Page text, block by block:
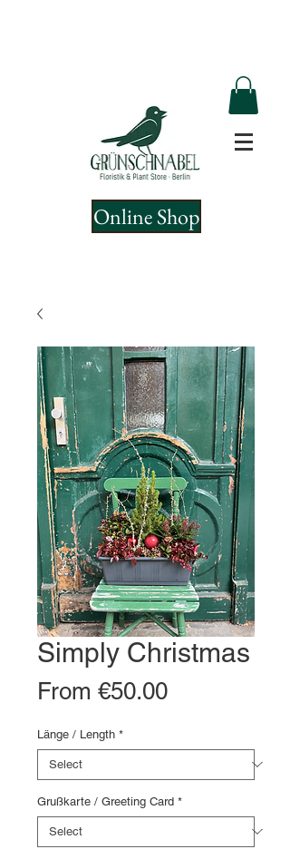
Online Shop
Simply Christmas
From €50.00Sale
Länge / Length *
Grußkarte / Greeting Card *